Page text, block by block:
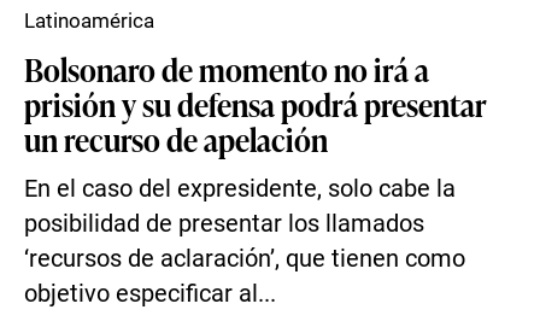
Bolsonaro de momento no irá a
prisión y su defensa podrá presentar
un recurso de apelación
En el caso del expresidente, solo cabe la
posibilidad de presentar los llamados
‘recursos de aclaración’, que tienen como
objetivo especificar al...
Latinoamérica